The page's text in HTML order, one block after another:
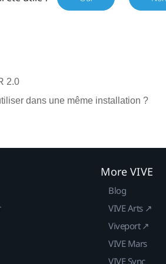
2.0
dans une même installation ?
More VIVE
Blog
VIVE Arts ↗
Viveport ↗
VIVE Mars
VIVE Sync